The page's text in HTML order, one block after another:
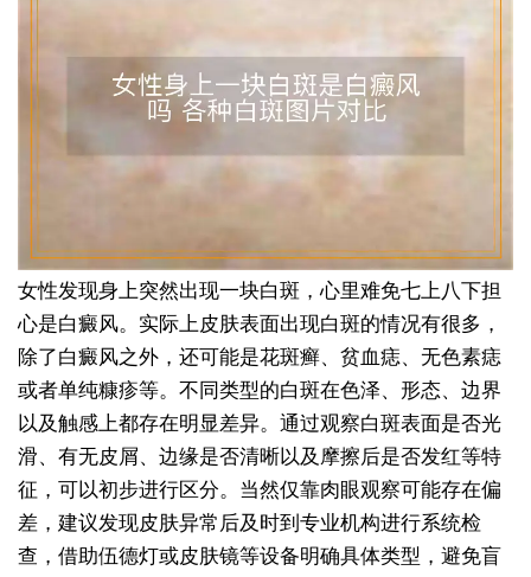
女性发现身上突然出现一块白斑，心里难免七上八下担
心是白癜风。实际上皮肤表面出现白斑的情况有很多，
除了白癜风之外，还可能是花斑癣、贫血痣、无色素痣
或者单纯糠疹等。不同类型的白斑在色泽、形态、边界
以及触感上都存在明显差异。通过观察白斑表面是否光
滑、有无皮屑、边缘是否清晰以及摩擦后是否发红等特
征，可以初步进行区分。当然仅靠肉眼观察可能存在偏
差，建议发现皮肤异常后及时到专业机构进行系统检
查，借助伍德灯或皮肤镜等设备明确具体类型，避免盲